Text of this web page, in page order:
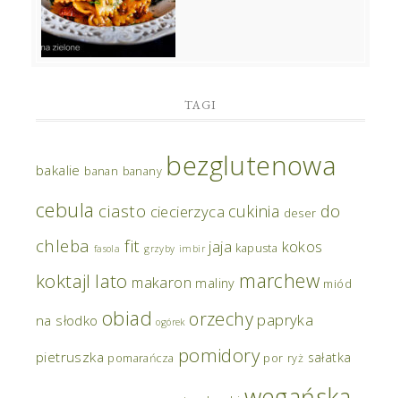
TAGI
bakalie banan banany bezglutenowa
cebula ciasto ciecierzyca cukinia deser do
chleba fasola fit grzyby imbir jaja kapusta kokos
koktajl lato makaron maliny marchew miód
na słodko obiad ogórek orzechy papryka
pietruszka pomarańcza pomidory por ryż sałatka